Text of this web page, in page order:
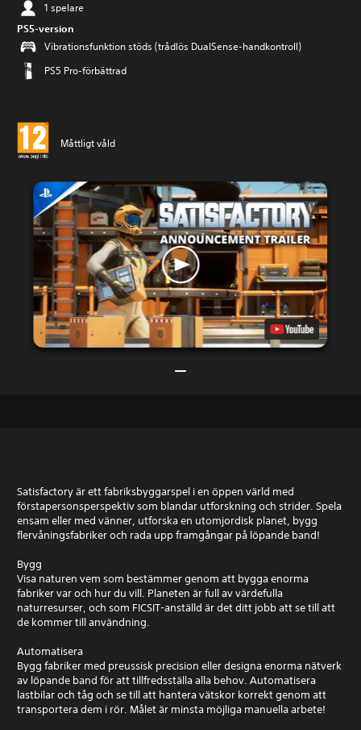
1 spelare
PS5-version
Vibrationsfunktion stöds (trådlös DualSense-handkontroll)
PS5 Pro-förbättrad
Måttligt våld
Satisfactory är ett fabriksbyggarspel i en öppen värld med
förstapersonsperspektiv som blandar utforskning och strider. Spela
ensam eller med vänner, utforska en utomjordisk planet, bygg
flervåningsfabriker och rada upp framgångar på löpande band!
Bygg
Visa naturen vem som bestämmer genom att bygga enorma
fabriker var och hur du vill. Planeten är full av värdefulla
naturresurser, och som FICSIT-anställd är det ditt jobb att se till att
de kommer till användning.
Automatisera
Bygg fabriker med preussisk precision eller designa enorma nätverk
av löpande band för att tillfredsställa alla behov. Automatisera
lastbilar och tåg och se till att hantera vätskor korrekt genom att
transportera dem i rör. Målet är minsta möjliga manuella arbete!